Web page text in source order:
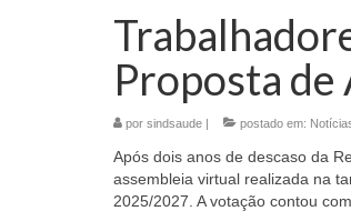
Proposta
por sindsaude | postado em:
Após dois anos de descaso da
assembleia virtual realizada na
2025/2027. A votação contou com